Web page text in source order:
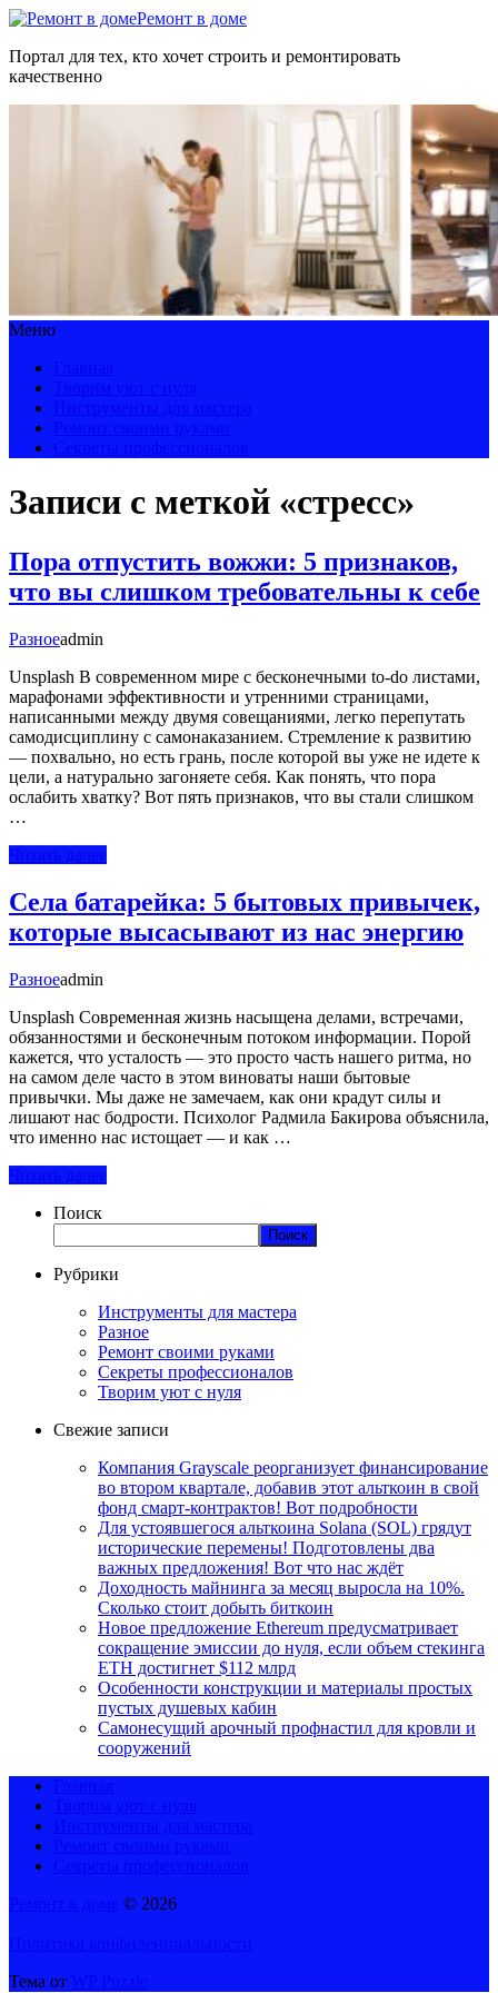
Ремонт в доме
Портал для тех, кто хочет строить и ремонтировать
качественно
Меню
Записи с меткой «стресс»
Пора отпустить вожжи: 5 признаков,
что вы слишком требовательны к себе
Разноеadmin
Unsplash В современном мире с бесконечными to-do листами,
марафонами эффективности и утренними страницами,
написанными между двумя совещаниями, легко перепутать
самодисциплину с самонаказанием. Стремление к развитию
— похвально, но есть грань, после которой вы уже не идете к
цели, а натурально загоняете себя. Как понять, что пора
ослабить хватку? Вот пять признаков, что вы стали слишком
…
Села батарейка: 5 бытовых привычек,
которые высасывают из нас энергию
Разноеadmin
Unsplash Современная жизнь насыщена делами, встречами,
обязанностями и бесконечным потоком информации. Порой
кажется, что усталость — это просто часть нашего ритма, но
на самом деле часто в этом виноваты наши бытовые
привычки. Мы даже не замечаем, как они крадут силы и
лишают нас бодрости. Психолог Радмила Бакирова объяснила,
что именно нас истощает — и как …
Поиск
Поиск
Рубрики
Инструменты для мастера
Разное
Ремонт своими руками
Секреты профессионалов
Творим уют с нуля
Свежие записи
Компания Grayscale реорганизует финансирование
во втором квартале, добавив этот альткоин в свой
фонд смарт-контрактов! Вот подробности
Для устоявшегося альткоина Solana (SOL) грядут
исторические перемены! Подготовлены два
важных предложения! Вот что нас ждёт
Доходность майнинга за месяц выросла на 10%.
Сколько стоит добыть биткоин
Новое предложение Ethereum предусматривает
сокращение эмиссии до нуля, если объем стекинга
ETH достигнет $112 млрд
Особенности конструкции и материалы простых
пустых душевых кабин
Самонесущий арочный профнастил для кровли и
сооружений
© 2026
Тема от